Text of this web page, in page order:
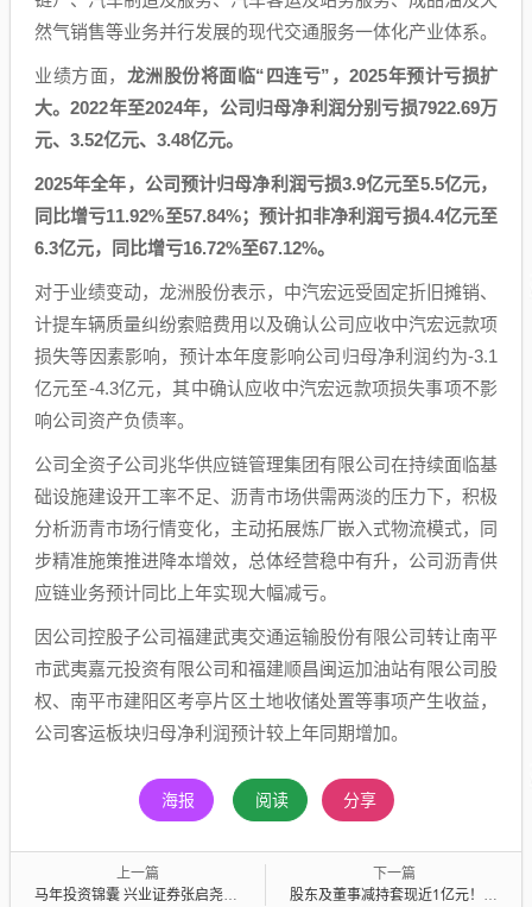
然气销售等业务并行发展的现代交通服务一体化产业体系。
业绩方面， 龙洲股份将面临“四连亏”，2025年预计亏损扩
大。2022年至2024年，公司归母净利润分别亏损7922.69万
元、3.52亿元、3.48亿元。
2025年全年，公司预计归母净利润亏损3.9亿元至5.5亿元，
同比增亏11.92%至57.84%；预计扣非净利润亏损4.4亿元至
6.3亿元，同比增亏16.72%至67.12%。
对于业绩变动，龙洲股份表示，中汽宏远受固定折旧摊销、
计提车辆质量纠纷索赔费用以及确认公司应收中汽宏远款项
损失等因素影响，预计本年度影响公司归母净利润约为-3.1
亿元至-4.3亿元，其中确认应收中汽宏远款项损失事项不影
响公司资产负债率。
公司全资子公司兆华供应链管理集团有限公司在持续面临基
础设施建设开工率不足、沥青市场供需两淡的压力下，积极
分析沥青市场行情变化，主动拓展炼厂嵌入式物流模式，同
步精准施策推进降本增效，总体经营稳中有升，公司沥青供
应链业务预计同比上年实现大幅减亏。
因公司控股子公司福建武夷交通运输股份有限公司转让南平
市武夷嘉元投资有限公司和福建顺昌闽运加油站有限公司股
权、南平市建阳区考亭片区土地收储处置等事项产生收益，
公司客运板块归母净利润预计较上年同期增加。
海报 阅读 分享
上一篇
马年投资锦囊 兴业证券张启尧：出海链看好商用车、电池、工程机械等
下一篇
股东及董事减持套现近1亿元！弘信电子去年盈利高增长，负债总额急剧攀升